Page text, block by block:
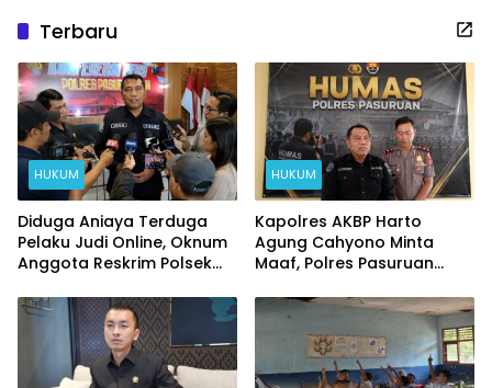
Terbaru
HUKUM
Diduga Aniaya Terduga
Pelaku Judi Online, Oknum
Anggota Reskrim Polsek
HUKUM
Kapolres AKBP Harto
Agung Cahyono Minta
Maaf, Polres Pasuruan
Meninggalnya Terduga
Pelaku Judi Online